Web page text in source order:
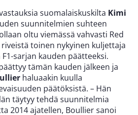
suomalaiskuskilta Kimi
suunnitelmien suhteen
oltu viemässä vahvasti Red
toinen nykyinen kuljettaja
sarjan kauden päätteeksi.
tämän kauden jälkeen ja
haluaakin kuulla
päätöksistä. – Hän
täytyy tehdä suunnitelmia
2014 ajatellen, Boullier sanoi